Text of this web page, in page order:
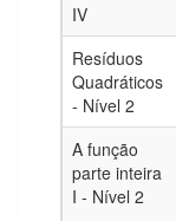
IV
Resíduos
Quadráticos
- Nível 2
A função
parte inteira
I - Nível 2